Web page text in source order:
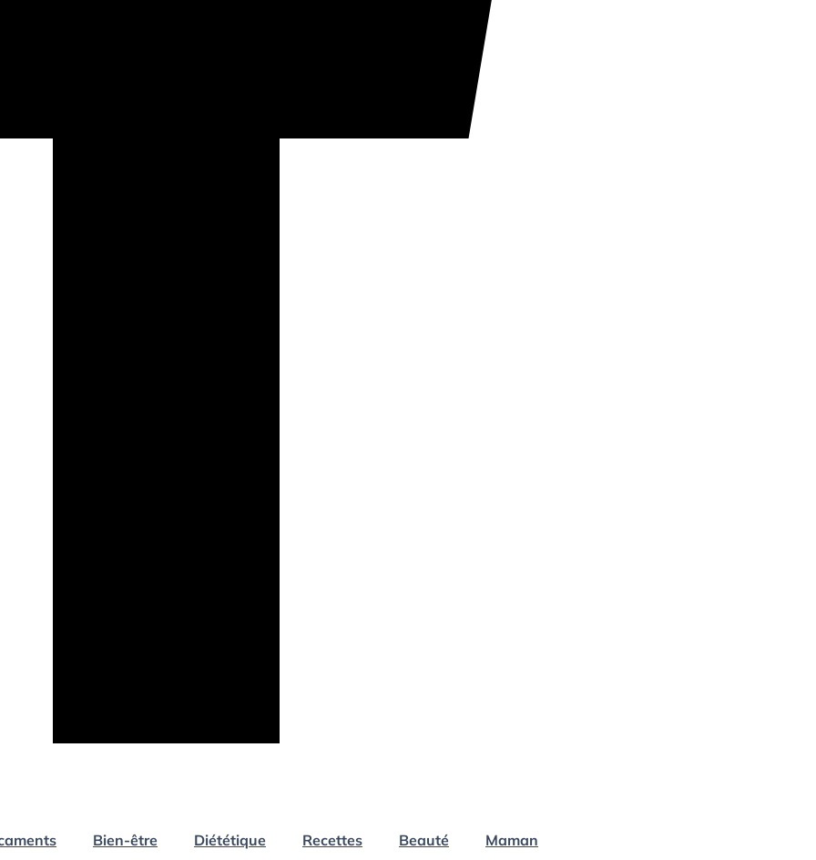
Bien-être Diététique Recettes Beauté Maman